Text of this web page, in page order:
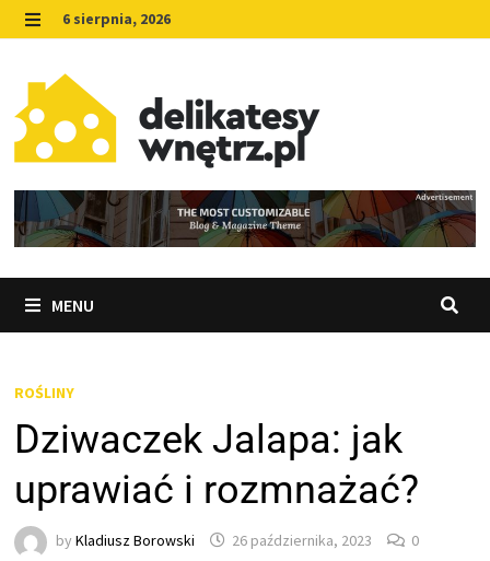
Skip
to
content
MENU
6 sierpnia, 2026
MENU
ROŚLINY
Dziwaczek Jalapa: jak
uprawiać i rozmnażać?
byKladiusz Borowski 26 października, 2023 0